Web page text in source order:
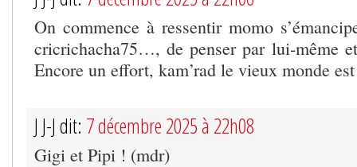
On commence à ressentir momo
cricrichacha75…, de penser par lui-même
Encore un effort, kam’rad le vieux monde
J J-J dit: 7 décembre 2025 à 22h08
Gigi et Pipi ! (mdr)